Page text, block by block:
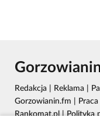
Redakcja Reklama
Gorzowianin.fm
Rankomat.pl|Polityka